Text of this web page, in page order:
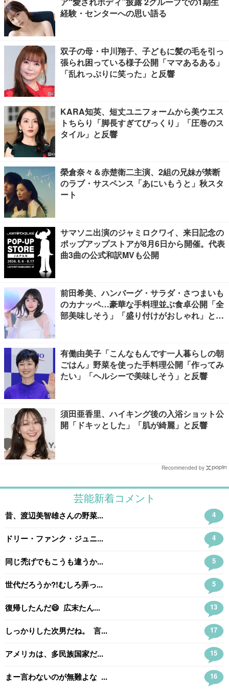
経験・センターへの思い語る
双子の母・中川翔子、子どもに髪の毛を引っ
張られ困っている様子公開「ママあるある」
「乱れっぷりに笑った」と反響
KARA知英、短丈ユニフォームから美ウエス
トちらり「脚長すぎてびっくり」「圧巻のス
タイル」と反響
榮倉奈々＆赤楚衛二主演、2組の兄妹が禁断
のラブ・サスペンス「あにいもうと」秋スタ
ート
サマソニ出演のジャミロクワイ、来日記念の
ポップアップストアが8月6日から開催。代表
曲3曲の公式和訳MVも公開
前田希美、ハンバーグ・サラダ・さつまいも
のカナッペ…豪華な手料理並ぶ食卓公開「全
部美味しそう」「盛り付けがおしゃれ」と絶
有働由美子「こんなもんです一人暮らしの朝
ごはん」野菜を使った手料理公開「作ってみ
たい」「ヘルシーで美味しそう」と反響
須田亜香里、ハイキング後の入浴ショット公
開「ドキッとした」「肌が綺麗」と反響
Recommended by